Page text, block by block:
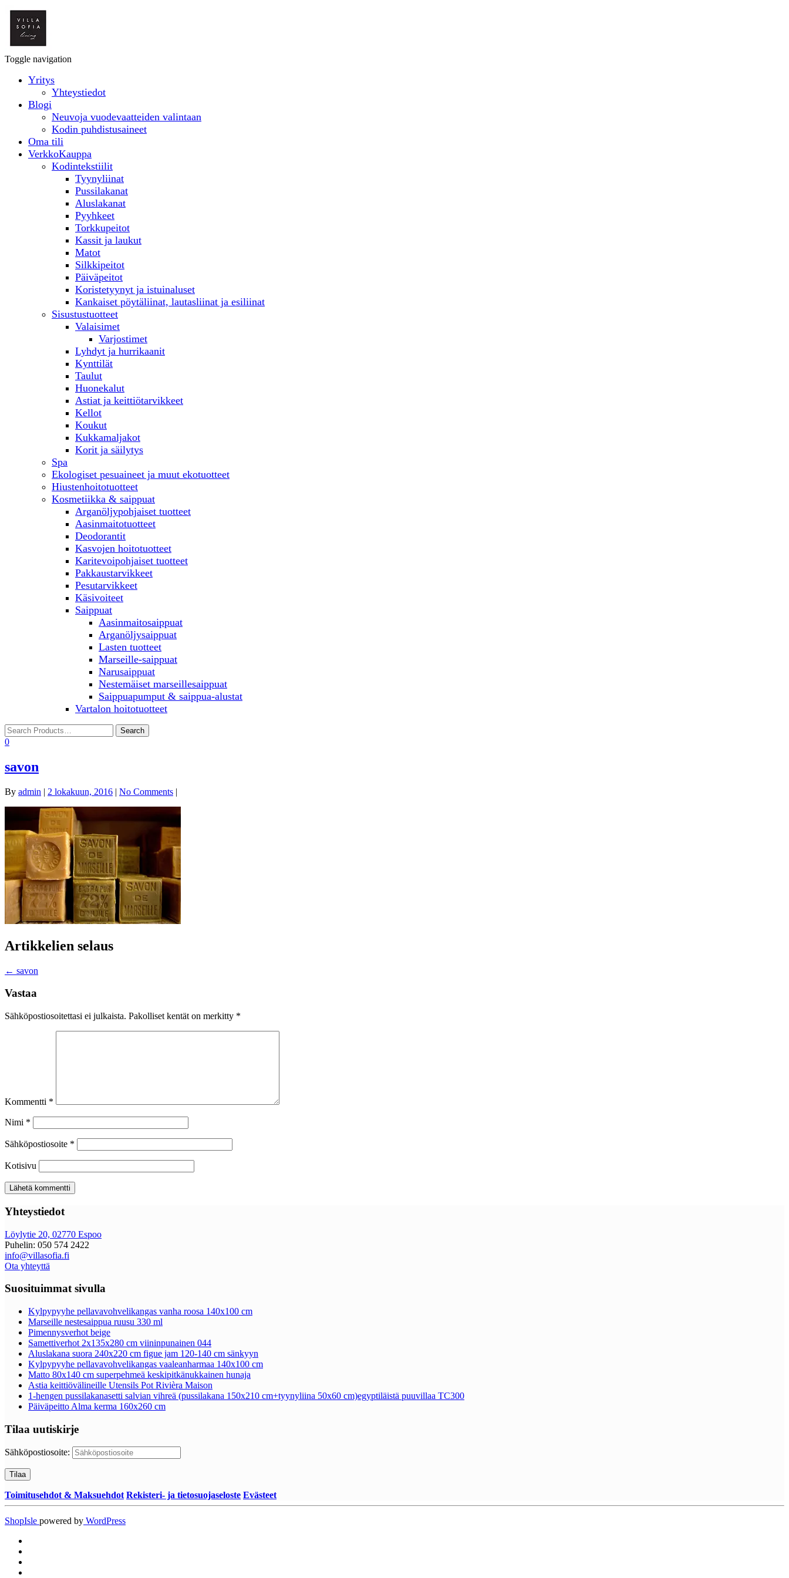
Toggle navigation
Yritys
Yhteystiedot
Blogi
Neuvoja vuodevaatteiden valintaan
Kodin puhdistusaineet
Oma tili
VerkkoKauppa
Kodintekstiilit
Tyynyliinat
Pussilakanat
Aluslakanat
Pyyhkeet
Torkkupeitot
Kassit ja laukut
Matot
Silkkipeitot
Päiväpeitot
Koristetyynyt ja istuinaluset
Kankaiset pöytäliinat, lautasliinat ja esiliinat
Sisustustuotteet
Valaisimet
Varjostimet
Lyhdyt ja hurrikaanit
Kynttilät
Taulut
Huonekalut
Astiat ja keittiötarvikkeet
Kellot
Koukut
Kukkamaljakot
Korit ja säilytys
Spa
Ekologiset pesuaineet ja muut ekotuotteet
Hiustenhoitotuotteet
Kosmetiikka & saippuat
Arganöljypohjaiset tuotteet
Aasinmaitotuotteet
Deodorantit
Kasvojen hoitotuotteet
Karitevoipohjaiset tuotteet
Pakkaustarvikkeet
Pesutarvikkeet
Käsivoiteet
Saippuat
Aasinmaitosaippuat
Arganöljysaippuat
Lasten tuotteet
Marseille-saippuat
Narusaippuat
Nestemäiset marseillesaippuat
Saippuapumput & saippua-alustat
Vartalon hoitotuotteet
0
savon
By admin | 2 lokakuun, 2016 | No Comments |
Artikkelien selaus
← savon
Vastaa
Sähköpostiosoitettasi ei julkaista. Pakolliset kentät on merkitty *
Kommentti *
Nimi *
Sähköpostiosoite *
Kotisivu
Yhteystiedot
Löylytie 20, 02770 Espoo
Puhelin: 050 574 2422
info@villasofia.fi
Ota yhteyttä
Suosituimmat sivulla
Kylpypyyhe pellavavohvelikangas vanha roosa 140x100 cm
Marseille nestesaippua ruusu 330 ml
Pimennysverhot beige
Samettiverhot 2x135x280 cm viininpunainen 044
Aluslakana suora 240x220 cm figue jam 120-140 cm sänkyyn
Kylpypyyhe pellavavohvelikangas vaaleanharmaa 140x100 cm
Matto 80x140 cm superpehmeä keskipitkänukkainen hunaja
Astia keittiövälineille Utensils Pot Rivièra Maison
1-hengen pussilakanasetti salvian vihreä (pussilakana 150x210 cm+tyynyliina 50x60 cm)egyptiläistä puuvillaa TC300
Päiväpeitto Alma kerma 160x260 cm
Tilaa uutiskirje
Sähköpostiosoite:
Toimitusehdot & Maksuehdot Rekisteri- ja tietosuojaseloste Evästeet
ShopIsle powered by WordPress